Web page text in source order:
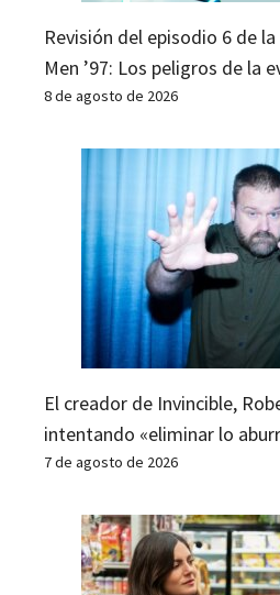
Revisión del episodio 6 de
Men ’97: Los peligros de la
8 de agosto de 2026
El creador de Invincible,
intentando «eliminar lo
7 de agosto de 2026